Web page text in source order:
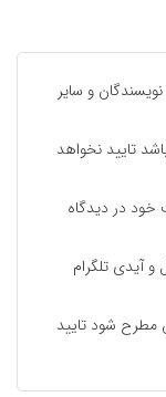
و سایر
تایید نخواهد
خود در دیدگاه
و آیدی تلگرام
مطرح شود تایید